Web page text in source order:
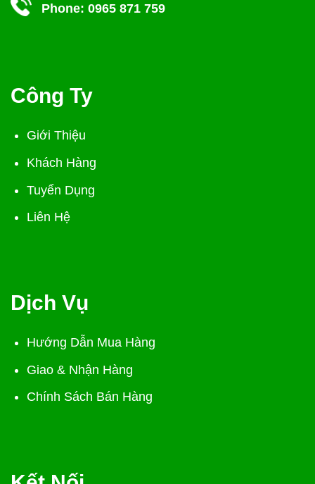
Phone: 0965 871 759
Công Ty
Giới Thiệu
Khách Hàng
Tuyển Dụng
Liên Hệ
Dịch Vụ
Hướng Dẫn Mua Hàng
Giao & Nhận Hàng
Chính Sách Bán Hàng